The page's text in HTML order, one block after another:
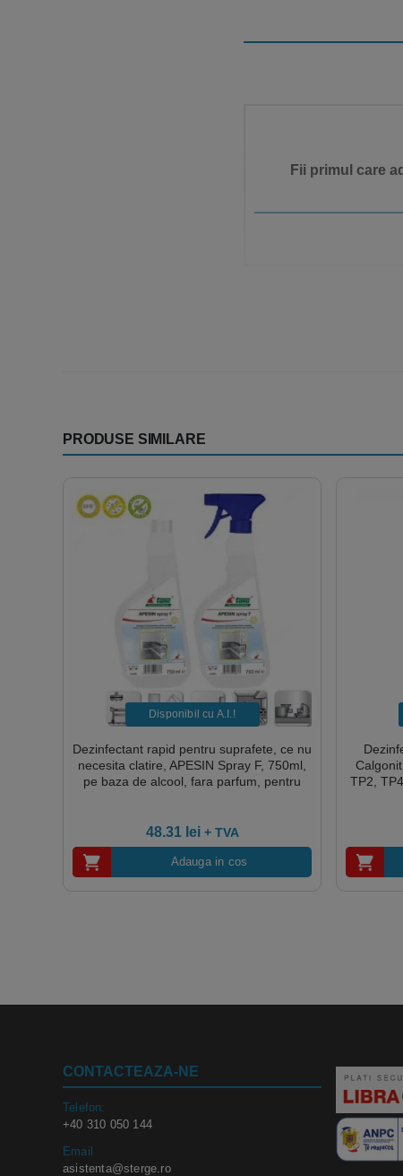
Fii primul care
PRODUSE SIMILARE
Disponibil cu A.I.​!
Dezinfectant rapid pentru suprafete, ce nu
necesita clatire, APESIN Spray F, 750ml,
pe baza de alcool, fara parfum, pentru
48.31 lei + TVA
Adauga in cos
TP2,
CONTACTEAZA-NE
Telefon:
+40 310 050 144
Email
asistenta@sterge.ro